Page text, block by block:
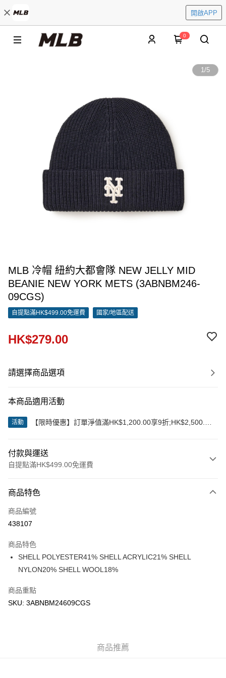
開啟APP
0
1/5
MLB 冷帽 紐約大都會隊 NEW JELLY MID
BEANIE NEW YORK METS (3ABNBM246-
09CGS)
自提點滿HK$499.00免運費 國家/地區配送
HK$279.00
請選擇商品選項
本商品適用活動
活動
【限時優惠】訂單淨值滿HK$1,200.00享9折;HK$2,500.00
付款與運送
自提點滿HK$499.00免運費
信用卡
Apple Pay
AlipayHK
WeChat Pay
商品特色
商品編號
438107
商品特色
SHELL POLYESTER41% SHELL ACRYLIC21% SHELL
NYLON20% SHELL WOOL18%
商品重點
SKU: 3ABNBM24609CGS
商品推薦